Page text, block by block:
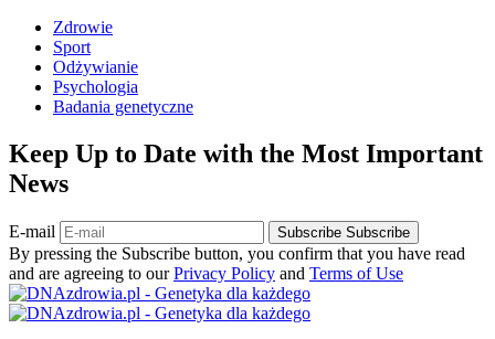
Zdrowie
Sport
Odżywianie
Psychologia
Badania genetyczne
Keep Up to Date with the Most Important
News
E-mail Subscribe Subscribe
By pressing the Subscribe button, you confirm that you have read
and are agreeing to ourPrivacy Policy and Terms of Use